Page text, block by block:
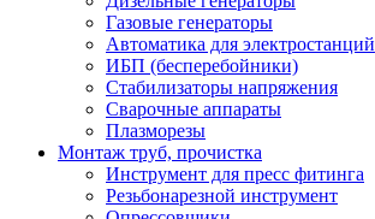
Газовые генераторы
Автоматика для электростанций
ИБП (бесперебойники)
Стабилизаторы напряжения
Сварочные аппараты
Плазморезы
Монтаж труб, прочистка
Инструмент для пресс фитинга
Резьбонарезной инструмент